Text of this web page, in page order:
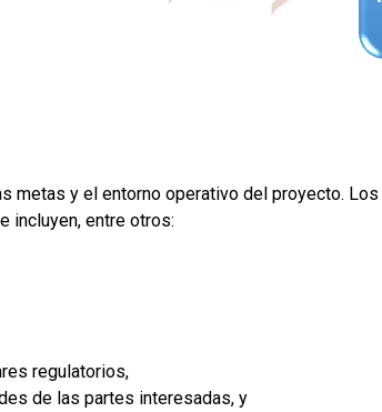
metas y el entorno operativo del proyecto. Los
incluyen, entre otros:
regulatorios,
de las partes interesadas, y